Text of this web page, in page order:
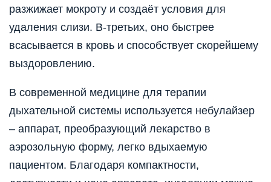
разжижает мокроту и создаёт условия для
удаления слизи. В-третьих, оно быстрее
всасывается в кровь и способствует скорейшему
выздоровлению.
В современной медицине для терапии
дыхательной системы используется небулайзер
– аппарат, преобразующий лекарство в
аэрозольную форму, легко вдыхаемую
пациентом. Благодаря компактности,